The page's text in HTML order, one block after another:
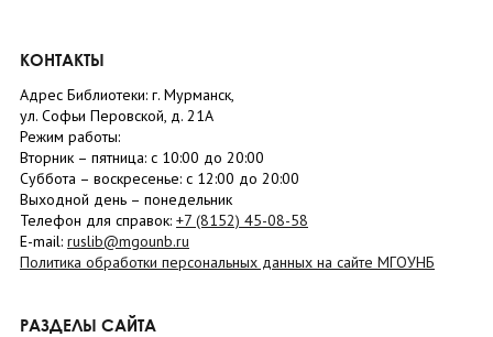
КОНТАКТЫ
Адрес Библиотеки: г. Мурманск,
ул. Софьи Перовской, д. 21А
Режим работы:
Вторник – пятница: с 10:00 до 20:00
Суббота – воскресенье: c 12:00 до 20:00
Выходной день – понедельник
Телефон для справок: +7 (8152) 45-08-58
E-mail: ruslib@mgounb.ru
Политика обработки персональных данных на сайте МГОУНБ
РАЗДЕЛЫ САЙТА